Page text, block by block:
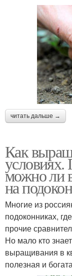
читать дальше →
Как
можно ли
на
Многие из
подоконниках,
прочие
Но мало кто
выращивания в
полезная и